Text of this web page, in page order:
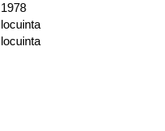
1978
locuinta
locuinta